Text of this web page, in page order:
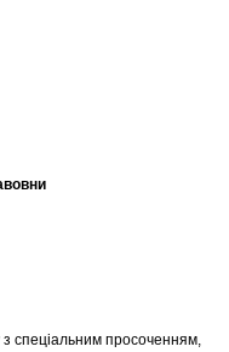
спеціальним просоченням,